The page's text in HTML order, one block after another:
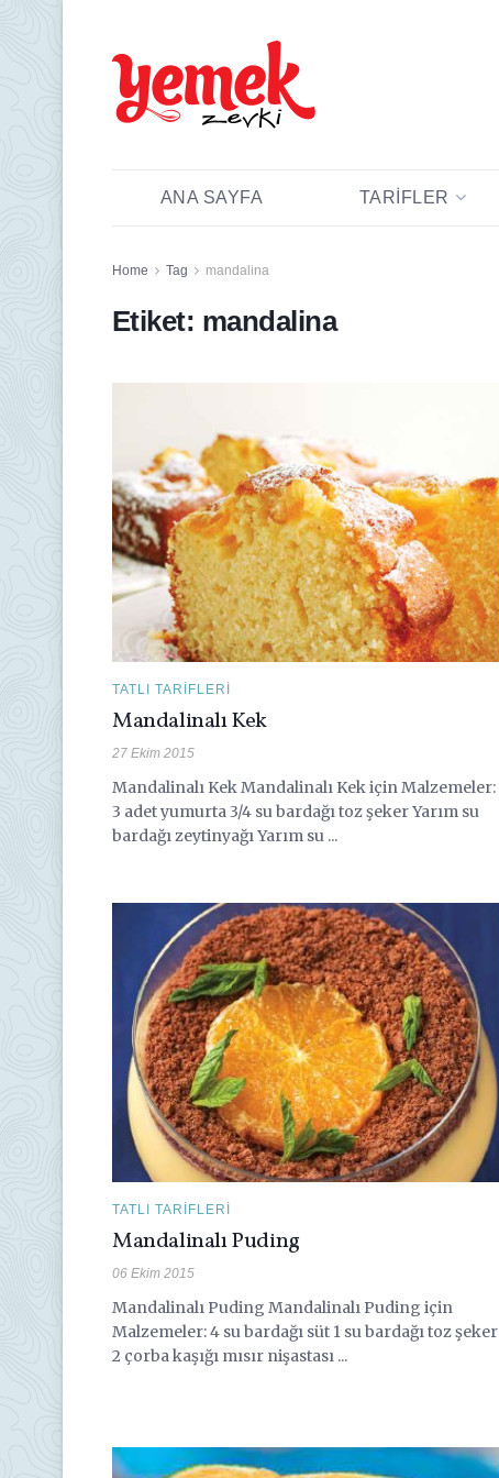
ANA SAYFA TARIFLER
Home Tag mandalina
Etiket: mandalina
TATLI TARIFLERI
Mandalinalı Kek
27 Ekim 2015
Mandalinalı Kek Mandalinalı Kek için Malzemeler:
3 adet yumurta 3/4 su bardağı toz şeker Yarım su
bardağı zeytinyağı Yarım su ...
TATLI TARIFLERI
Mandalinalı Puding
06 Ekim 2015
Mandalinalı Puding Mandalinalı Puding için
Malzemeler: 4 su bardağı süt 1 su bardağı toz şeker
2 çorba kaşığı mısır nişastası ...